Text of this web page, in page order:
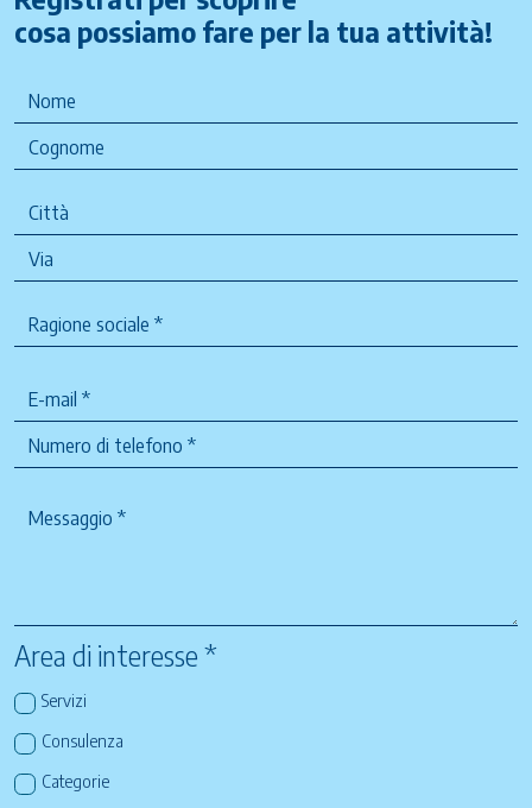
cosa possiamo fare per la tua attività!
Area di interesse *
Servizi
Consulenza
Categorie